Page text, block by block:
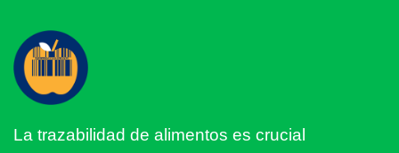
La trazabilidad de alimentos es crucial